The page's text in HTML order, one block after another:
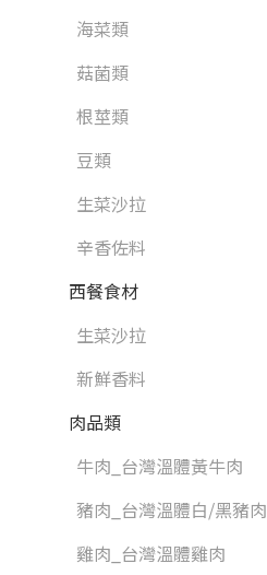
海菜類
菇菌類
根莖類
豆類
生菜沙拉
辛香佐料
西餐食材
生菜沙拉
新鮮香料
肉品類
牛肉_台灣溫體黃牛肉
豬肉_台灣溫體白/黑豬肉
雞肉_台灣溫體雞肉